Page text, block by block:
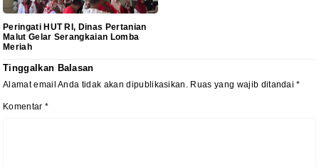
Peringati HUT RI, Dinas Pertanian
Malut Gelar Serangkaian Lomba
Meriah
Tinggalkan Balasan
Alamat email Anda tidak akan dipublikasikan. Ruas yang wajib ditandai*
Komentar *